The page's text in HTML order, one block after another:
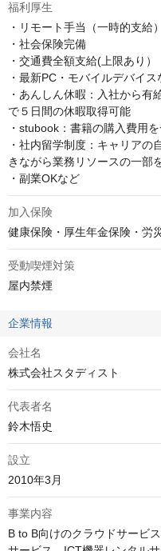
福利厚生
・リモート手当（一時的支給）
・社会保険完備
・交通費全額支給(上限あり）
・最新PC・モバイルデバイ
・あんしん休暇：入社から有
で５日間の休暇取得可能
・stubook：書籍の購入費用
・社内留学制度：キャリア
きながら業務リソースの一部
・副業OKなど
加入保険
健康保険・厚生年金保険・労
受動喫煙対策
屋内禁煙
企業情報
会社名
株式会社スタディスト
代表者名
鈴木悟史
設立
2010年3月
事業内容
B to B向けのクラウドサービ